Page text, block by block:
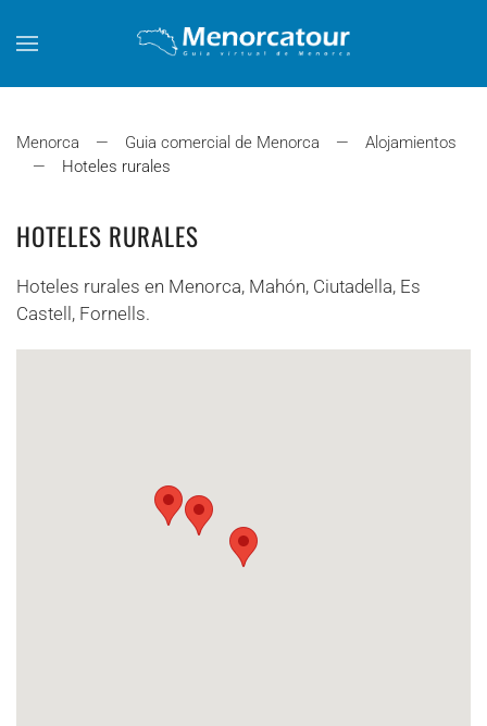
Skip to main content
Menorca Guia comercial de Menorca
Alojamientos
Hoteles rurales
HOTELES RURALES
Hoteles rurales en Menorca, Mahón, Ciutadella, Es
Castell, Fornells.